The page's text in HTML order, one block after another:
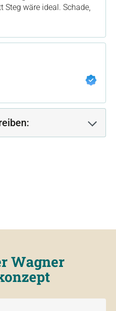
Steg wäre ideal. Schade,
Wagner